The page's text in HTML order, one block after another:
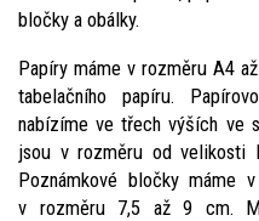
bločky a obálky.
Papíry máme v rozměru A4
tabelačního papíru.
nabízíme ve třech výších ve
jsou v rozměru od velikosti
Poznámkové bločky máme
v rozměru 7,5 až 9 cm.